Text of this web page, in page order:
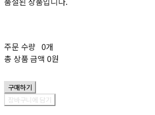
주문 수량 0개
총 상품 금액 0원
구매하기
장바구니에 담기